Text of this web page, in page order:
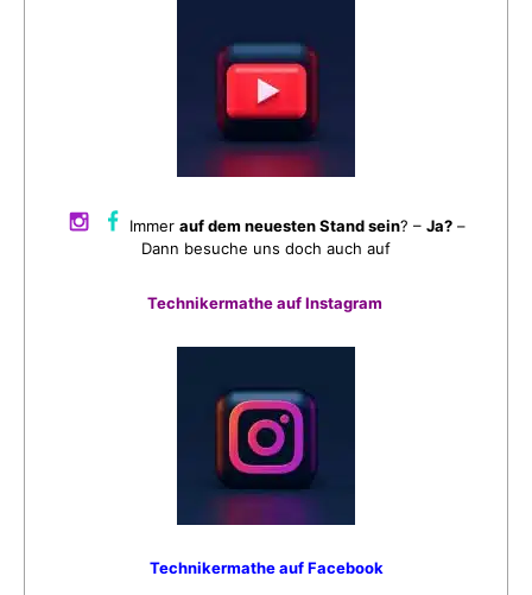
Immerauf dem neuesten Stand sein? –Ja? –
Dann besuche uns doch auch auf
Technikermathe auf Instagram
Technikermathe auf Facebook